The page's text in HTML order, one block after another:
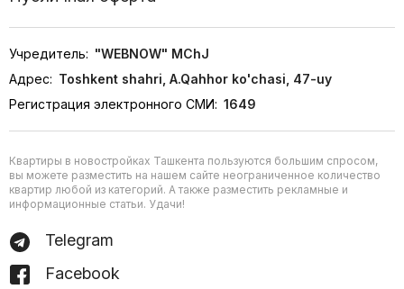
Учредитель: "WEBNOW" MChJ
Адрес: Toshkent shahri, A.Qahhor ko'chasi, 47-uy
Регистрация электронного СМИ: 1649
Квартиры в новостройках Ташкента пользуются большим спросом,
вы можете разместить на нашем сайте неограниченное количество
квартир любой из категорий. А также разместить рекламные и
информационные статьи. Удачи!
Telegram
Facebook